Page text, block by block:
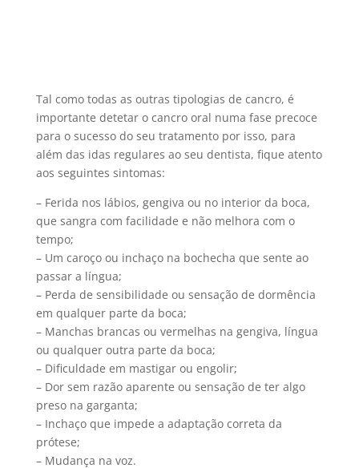
Tal como todas as outras tipologias de cancro, é
importante detetar o cancro oral numa fase precoce
para o sucesso do seu tratamento por isso, para
além das idas regulares ao seu dentista, fique atento
aos seguintes sintomas:
– Ferida nos lábios, gengiva ou no interior da boca,
que sangra com facilidade e não melhora com o
tempo;
– Um caroço ou inchaço na bochecha que sente ao
passar a língua;
– Perda de sensibilidade ou sensação de dormência
em qualquer parte da boca;
– Manchas brancas ou vermelhas na gengiva, língua
ou qualquer outra parte da boca;
– Dificuldade em mastigar ou engolir;
– Dor sem razão aparente ou sensação de ter algo
preso na garganta;
– Inchaço que impede a adaptação correta da
prótese;
– Mudança na voz.